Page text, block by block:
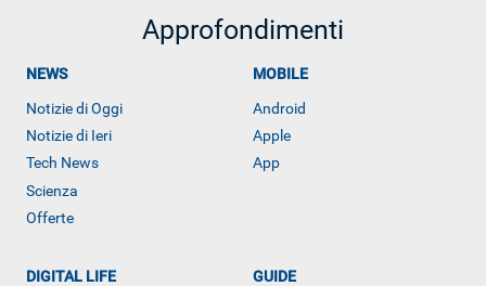
Approfondimenti
NEWS
Notizie di Oggi
Notizie di Ieri
Tech News
Scienza
Offerte
MOBILE
Android
Apple
App
DIGITAL LIFE
GUIDE